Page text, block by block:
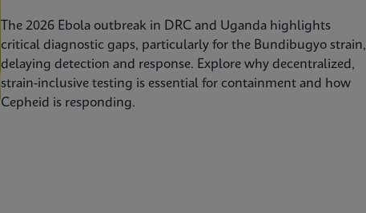
The 2026 Ebola outbreak in DRC and Uganda highlights
critical diagnostic gaps, particularly for the Bundibugyo strain,
delaying detection and response. Explore why decentralized,
strain-inclusive testing is essential for containment and how
Cepheid is responding.